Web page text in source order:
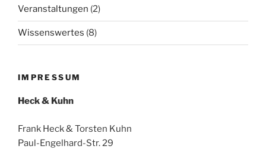
Veranstaltungen (2)
Wissenswertes (8)
IMPRESSUM
Heck & Kuhn
Frank Heck & Torsten Kuhn
Paul-Engelhard-Str. 29